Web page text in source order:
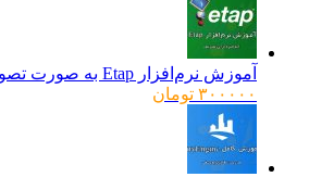
آموزش نرم‌افزار Etap به صورت تصویری
۳۰۰۰۰۰ تومان